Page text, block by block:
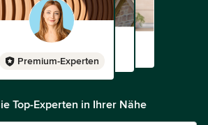
Premium-Experten
Top-Experten in Ihrer Nähe